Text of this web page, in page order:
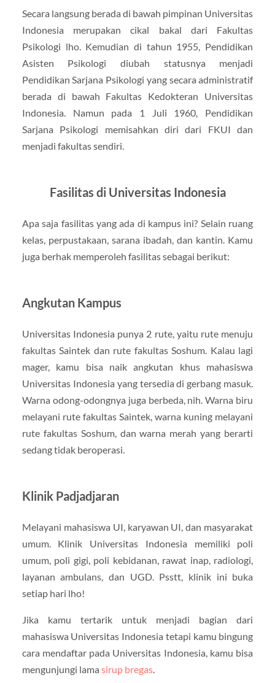
Secara langsung berada di bawah pimpinan Universitas
Indonesia merupakan cikal bakal dari Fakultas
Psikologi lho. Kemudian di tahun 1955, Pendidikan
Asisten Psikologi diubah statusnya menjadi
Pendidikan Sarjana Psikologi yang secara administratif
berada di bawah Fakultas Kedokteran Universitas
Indonesia. Namun pada 1 Juli 1960, Pendidikan
Sarjana Psikologi memisahkan diri dari FKUI dan
menjadi fakultas sendiri.
Fasilitas di Universitas Indonesia
Apa saja fasilitas yang ada di kampus ini? Selain ruang
kelas, perpustakaan, sarana ibadah, dan kantin. Kamu
juga berhak memperoleh fasilitas sebagai berikut:
Angkutan Kampus
Universitas Indonesia punya 2 rute, yaitu rute menuju
fakultas Saintek dan rute fakultas Soshum. Kalau lagi
mager, kamu bisa naik angkutan khus mahasiswa
Universitas Indonesia yang tersedia di gerbang masuk.
Warna odong-odongnya juga berbeda, nih. Warna biru
melayani rute fakultas Saintek, warna kuning melayani
rute fakultas Soshum, dan warna merah yang berarti
sedang tidak beroperasi.
Klinik Padjadjaran
Melayani mahasiswa UI, karyawan UI, dan masyarakat
umum. Klinik Universitas Indonesia memiliki poli
umum, poli gigi, poli kebidanan, rawat inap, radiologi,
layanan ambulans, dan UGD. Psstt, klinik ini buka
setiap hari lho!
Jika kamu tertarik untuk menjadi bagian dari
mahasiswa Universitas Indonesia tetapi kamu bingung
cara mendaftar pada Universitas Indonesia, kamu bisa
mengunjungi lama sirup bregas.